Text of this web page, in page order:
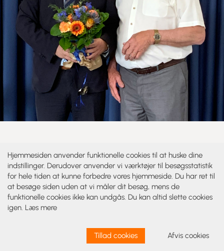
Hjemmesiden anvender funktionelle cookies til at huske dine
indstillinger. Derudover anvender vi værktøjer til besøgsstatistik
for hele tiden at kunne forbedre vores hjemmeside. Du har ret til
at besøge siden uden at vi måler dit besøg, mens de
funktionelle cookies ikke kan undgås. Du kan altid slette cookies
igen. Læs mere
Afvis cookies
Tillad cookies
Mandag den 22. maj 2023 blev Faxes nuværende borgmester,
Ole Vive, genvalgt som borgmesterkandidat for KV25. Stort
tillykke til Ole. Nu ser vi frem mod kommunalvalget i 2025, hvor
vi igen vil stille med et stærkt kandidathold - med Ole Vive i
spidsen.
Thomas Danielsen (V). Han fortalte om sit arbejde som
trafikminister - og hvilke områder, der ligger under ham og